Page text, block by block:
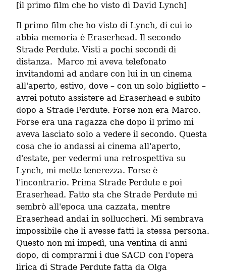
[il primo film che ho visto di David Lynch]
Il primo film che ho visto di Lynch, di cui io
abbia memoria è Eraserhead. Il secondo
Strade Perdute. Visti a pochi secondi di
distanza.  Marco mi aveva telefonato
invitandomi ad andare con lui in un cinema
all'aperto, estivo, dove – con un solo biglietto –
avrei potuto assistere ad Eraserhead e subito
dopo a Strade Perdute. Forse non era Marco.
Forse era una ragazza che dopo il primo mi
aveva lasciato solo a vedere il secondo. Questa
cosa che io andassi ai cinema all'aperto,
d'estate, per vedermi una retrospettiva su
Lynch, mi mette tenerezza. Forse è
l'incontrario. Prima Strade Perdute e poi
Eraserhead. Fatto sta che Strade Perdute mi
sembrò all'epoca una cazzata, mentre
Eraserhead andai in solluccheri. Mi sembrava
impossibile che li avesse fatti la stessa persona.
Questo non mi impedì, una ventina di anni
dopo, di comprarmi i due SACD con l'opera
lirica di Strade Perdute fatta da Olga